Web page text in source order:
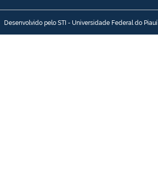
Desenvolvido pelo STI - Universidade Federal do Piauí